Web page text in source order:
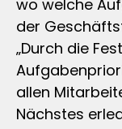
wo welche
der
„Durch die
allen
Nächstes